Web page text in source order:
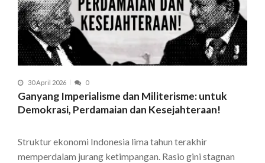
30 April 2026 0
Ganyang Imperialisme dan Militerisme: untuk
Demokrasi, Perdamaian dan Kesejahteraan!
Struktur ekonomi Indonesia lima tahun terakhir
memperdalam jurang ketimpangan. Rasio gini stagnan